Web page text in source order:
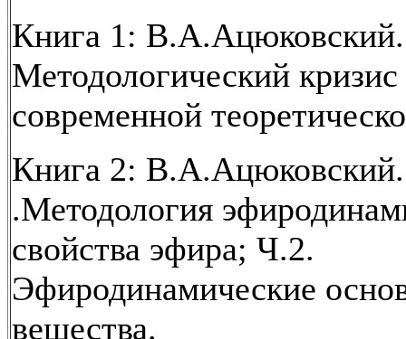
Книга 1: В.А.Ацюковский.
Методологический кризис
современной
Книга 2:
.Методология
свойства эфира; Ч.2.
Эфиродинамические
вещества.